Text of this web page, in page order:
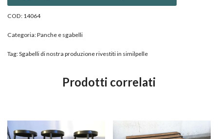
COD: 14064
Categoria:Panche e sgabelli
Tag:Sgabelli di nostra produzione rivestiti in similpelle
Prodotti correlati